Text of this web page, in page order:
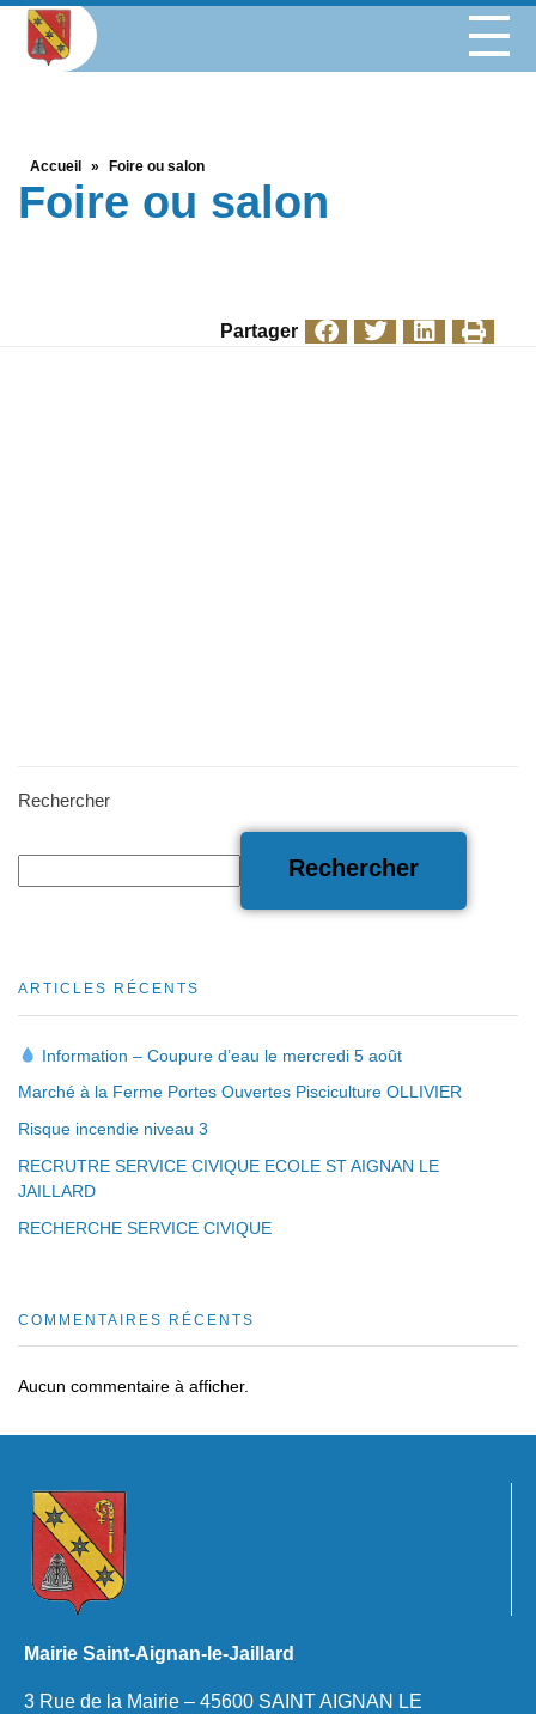
Accueil » Foire ou salon
Foire ou salon
Partager
Rechercher
Rechercher
ARTICLES RÉCENTS
Information – Coupure d’eau le mercredi 5 août
Marché à la Ferme Portes Ouvertes Pisciculture OLLIVIER
Risque incendie niveau 3
RECRUTRE SERVICE CIVIQUE ECOLE ST AIGNAN LE
JAILLARD
RECHERCHE SERVICE CIVIQUE
COMMENTAIRES RÉCENTS
Aucun commentaire à afficher.
Mairie Saint-Aignan-le-Jaillard
3 Rue de la Mairie – 45600 SAINT AIGNAN LE